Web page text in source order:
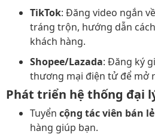
TikTok: Đăng video ngắn
tráng trộn, hướng dẫn
khách hàng.
Shopee/Lazada: Đăng ký
thương mại điện tử để mở
Phát triển hệ thống đại
Tuyển cộng tác viên bán lẻ
hàng giúp bạn.